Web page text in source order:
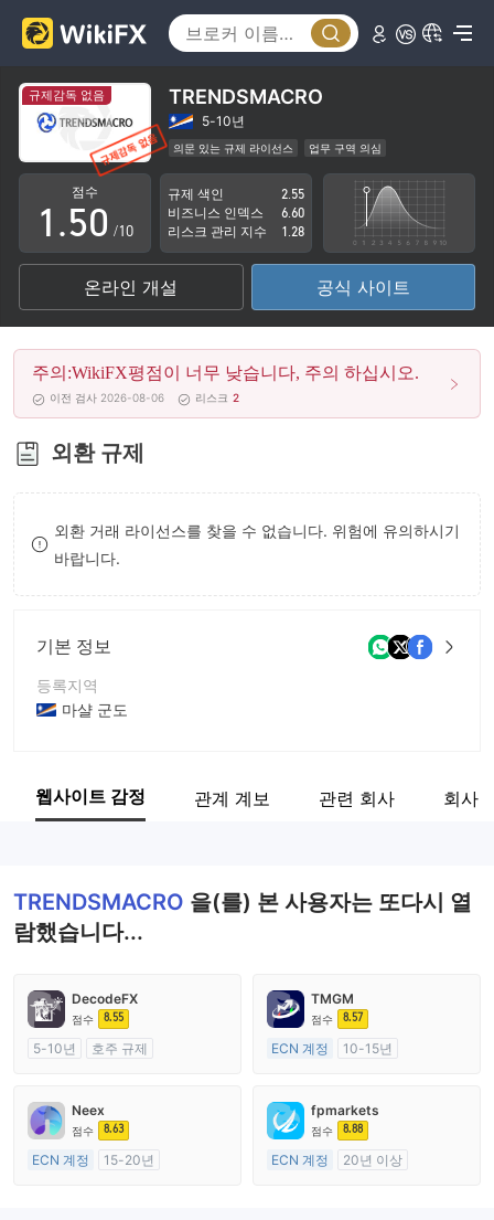
규제감독 없음 TRENDSMACRO
5-10년
의문 있는 규제 라이선스
업무 구역 의심
잠재적 위험성이 높음
점수
0
1
2
3
4
5
6
7
8
9
.
1
2
3
4
5
6
7
8
9
0
1
2
3
4
5
6
7
8
/10
규제 색인
2.55
비즈니스 인덱스
6.60
리스크 관리 지수
1.28
온라인 개설 공식 사이트
주의:WikiFX평점이 너무 낮습니다, 주의 하십시오.
이전 검사 2026-08-06 리스크 2
외환 규제
외환 거래 라이선스를 찾을 수 없습니다. 위험에 유의하시기
바랍니다.
기본 정보
등록지역
마샬 군도
회사 전체 이름
웹사이트 감정 관계 계보 관련 회사 회사
TRENDSMACRO 을(를) 본 사용자는 또다시 열
람했습니다...
DecodeFX
점수 8.55
5-10년
호주 규제
마스터 레이블 MT4
TMGM
점수 8.57
ECN 계정
10-15년
외환 거래 라이선스 (MM)
마스터 레이블 MT4
Neex
점수 8.63
ECN 계정
15-20년
fpmarkets
점수 8.88
ECN 계정
20년 이상